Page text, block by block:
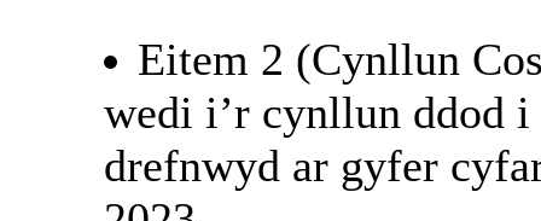
Eitem 2 (Cynllun
wedi i’r cynllun ddod
drefnwyd ar gyfer